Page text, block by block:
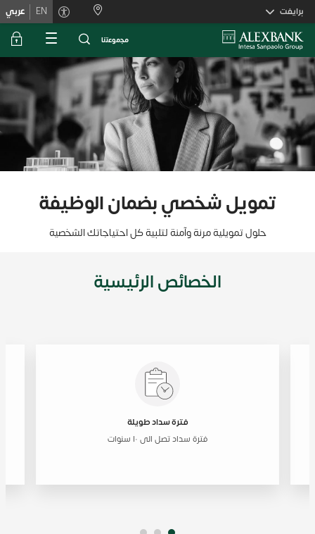
Skiplinks
برايفت EN عربي
ﻣﺟﻣوﻋﺗﻧﺎ
تمويل شخصي بضمان الوظيفة
حلول تمويلية مرنة وآمنة لتلبية كل احتياجاتك الشخصية
الخصائص الرئيسية
فترة سداد طويلة
فترة سداد تصل الى ١٠ سنوات